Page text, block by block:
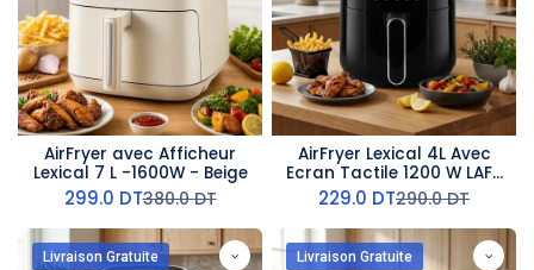
AirFryer avec Afficheur
Lexical 7 L -1600W - Beige
299.0 DT380.0DT
AirFryer Lexical 4L Avec
Ecran Tactile 1200 W LAF-
3011- Noir
229.0 DT290.0DT
Livraison Gratuite Livraison Gratuite